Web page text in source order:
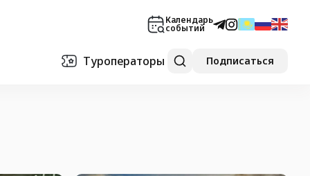
Календарь
событий
Туроператоры Подписаться